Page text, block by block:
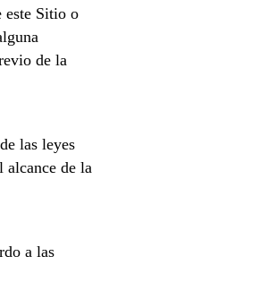
este Sitio o
de la
las leyes
alcance de la
a las